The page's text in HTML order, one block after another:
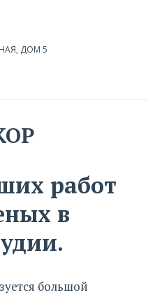
ДОМ 5
работ
в
большой